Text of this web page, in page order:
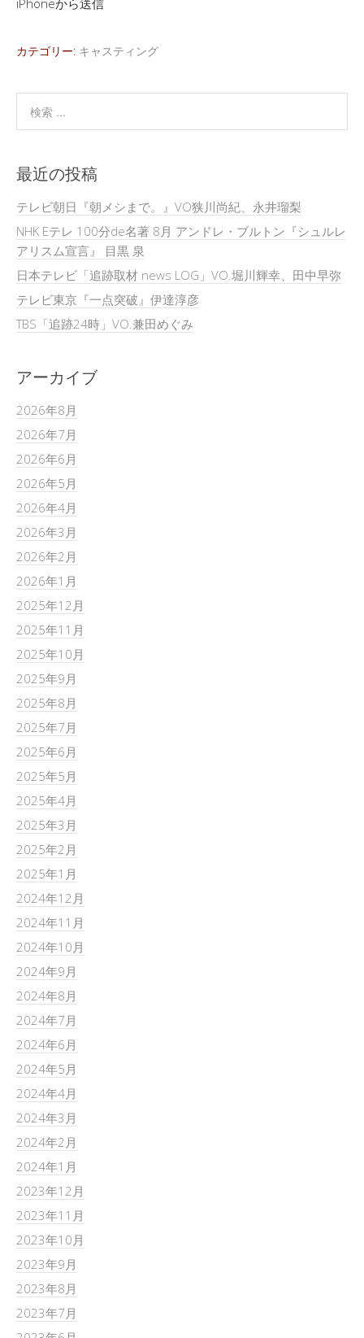
iPhoneから送信
カテゴリー: キャスティング
最近の投稿
テレビ朝日『朝メシまで。』VO狭川尚紀、永井瑠梨
NHK Eテレ 100分de名著 8月 アンドレ・ブルトン『シュルレ
アリスム宣言』 目黒 泉
日本テレビ「追跡取材 news LOG」VO.堀川輝幸、田中早弥
テレビ東京『一点突破』伊達淳彦
TBS「追跡24時」VO.兼田めぐみ
アーカイブ
2026年8月
2026年7月
2026年6月
2026年5月
2026年4月
2026年3月
2026年2月
2026年1月
2025年12月
2025年11月
2025年10月
2025年9月
2025年8月
2025年7月
2025年6月
2025年5月
2025年4月
2025年3月
2025年2月
2025年1月
2024年12月
2024年11月
2024年10月
2024年9月
2024年8月
2024年7月
2024年6月
2024年5月
2024年4月
2024年3月
2024年2月
2024年1月
2023年12月
2023年11月
2023年10月
2023年9月
2023年8月
2023年7月